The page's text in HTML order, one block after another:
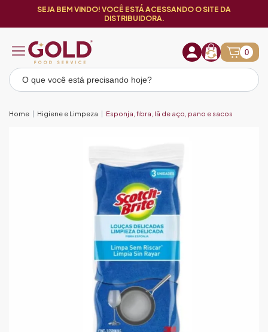
SEJA BEM VINDO! VOCÊ ESTÁ ACESSANDO O SITE DA
DISTRIBUIDORA.
0
Home Higiene e Limpeza Esponja, fibra, lã de aço, pano e sacos